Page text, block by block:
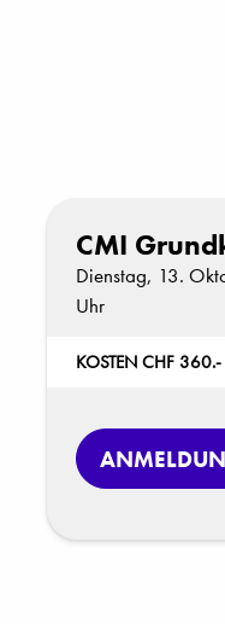
CMI
Dienstag, 13.
Uhr
KOSTEN CHF 360.-